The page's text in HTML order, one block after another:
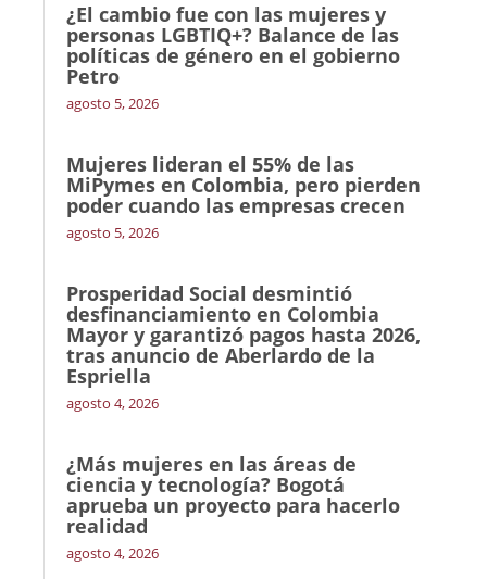
¿El cambio fue con las mujeres y
personas LGBTIQ+? Balance de las
políticas de género en el gobierno
Petro
agosto 5, 2026
Mujeres lideran el 55% de las
MiPymes en Colombia, pero pierden
poder cuando las empresas crecen
agosto 5, 2026
Prosperidad Social desmintió
desfinanciamiento en Colombia
Mayor y garantizó pagos hasta 2026,
tras anuncio de Aberlardo de la
Espriella
agosto 4, 2026
¿Más mujeres en las áreas de
ciencia y tecnología? Bogotá
aprueba un proyecto para hacerlo
realidad
agosto 4, 2026